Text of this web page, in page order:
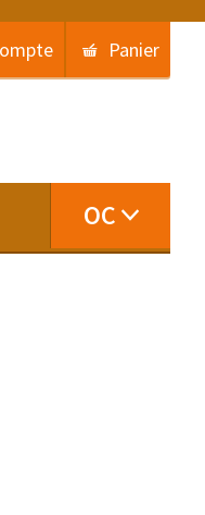
Panier
OC